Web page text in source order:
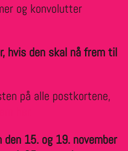
og konvolutter
hvis den skal nå frem til
på alle postkortene,
den 15. og 19. november